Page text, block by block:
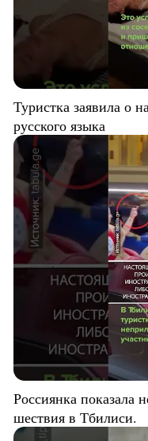
Туристка заявила о
русского языка
Россиянка показала
шествия в Тбилиси.